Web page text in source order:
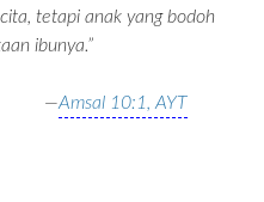
tetapi anak yang bodoh
ibunya.”
—Amsal 10:1, AYT